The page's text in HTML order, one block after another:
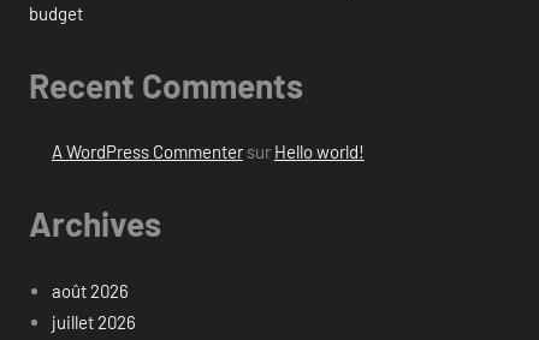
budget
Recent Comments
A WordPress Commentersur Hello world!
Archives
août 2026
juillet 2026